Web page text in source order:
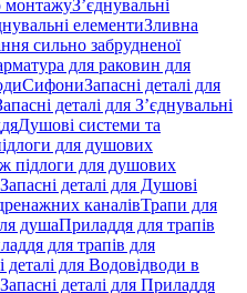
монтажуЗ’єднувальні
елементиЗливна
сильно забрудненої
для раковин для
СифониЗапасні деталі для
деталі для З’єднувальні
Душові системи та
для душових
підлоги для душових
Запасні деталі для Душові
каналівТрапи для
душаПриладдя для трапів
для трапів для
деталі для Водовідводи в
Запасні деталі для Приладдя